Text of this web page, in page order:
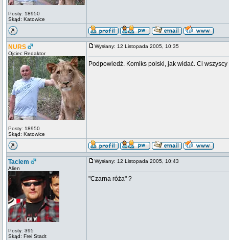
Posty: 18950
Skąd: Katowice
NURS
Ojciec Redaktor
Posty: 18950
Skąd: Katowice
Wysłany: 12 Listopada 2005, 10:35
Podpowiedź. Komiks polski, jak widać. Ci
Taclem
Alien
Posty: 395
Skąd: Frei Stadt
Wysłany: 12 Listopada 2005, 10:43
"Czarna róża" ?